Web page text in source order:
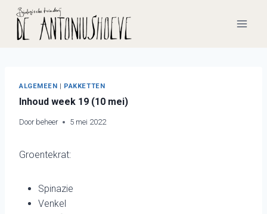
Doorgaan
naar
inhoud
ALGEMEEN | PAKKETTEN
Inhoud week 19 (10 mei)
Door beheer 5 mei 2022
Groentekrat:
Spinazie
Venkel